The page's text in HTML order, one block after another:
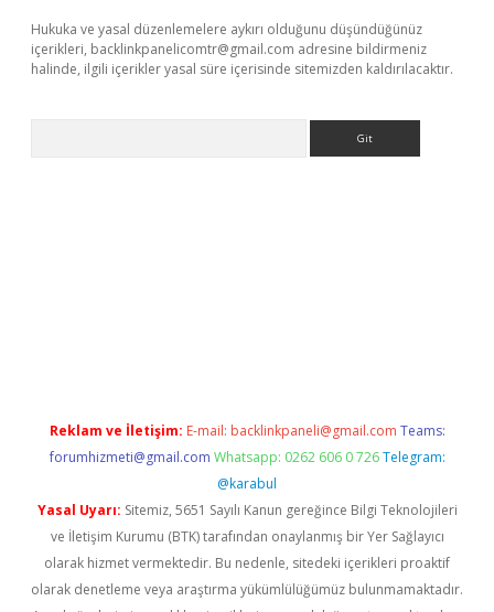
Hukuka ve yasal düzenlemelere aykırı olduğunu düşündüğünüz
içerikleri, backlinkpanelicomtr@gmail.com adresine bildirmeniz
halinde, ilgili içerikler yasal süre içerisinde sitemizden kaldırılacaktır.
Reklam ve İletişim: E-mail: backlinkpaneli@gmail.com Teams:
forumhizmeti@gmail.com Whatsapp: 0262 606 0 726 Telegram:
@karabul
Yasal Uyarı: Sitemiz, 5651 Sayılı Kanun gereğince Bilgi Teknolojileri
ve İletişim Kurumu (BTK) tarafından onaylanmış bir Yer Sağlayıcı
olarak hizmet vermektedir. Bu nedenle, sitedeki içerikleri proaktif
olarak denetleme veya araştırma yükümlülüğümüz bulunmamaktadır.